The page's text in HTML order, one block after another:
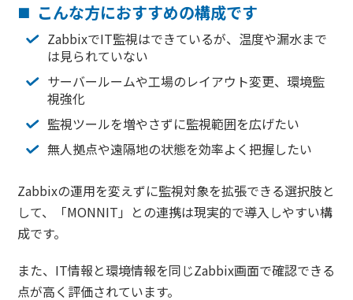
こんな方におすすめの構成です
ZabbixでIT監視はできているが、温度や漏水まで
は見られていない
サーバールームや工場のレイアウト変更、環境監
視強化
監視ツールを増やさずに監視範囲を広げたい
無人拠点や遠隔地の状態を効率よく把握したい
Zabbixの運用を変えずに監視対象を拡張できる選択肢と
して、「MONNIT」との連携は現実的で導入しやすい構
成です。
また、IT情報と環境情報を同じZabbix画面で確認できる
点が高く評価されています。